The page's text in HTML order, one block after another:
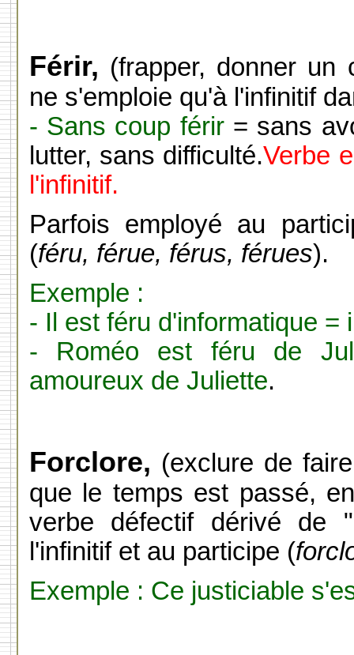
Férir, (frapper, donner un
ne s'emploie qu'à l'infinitif
- Sans coup férir= sans
lutter, sans difficulté.Verbe
l'infinitif.
Parfois employé au
(féru, férue, férus, férues).
Exemple :
- Il est féru d'informatique =
- Roméo est féru de
amoureux de Juliette.
Forclore, (exclure de
que le temps est passé,
verbe défectif dérivé de
l'infinitif et au participe (
Exemple : Ce justiciable